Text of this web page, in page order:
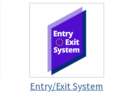
Entry/Exit System